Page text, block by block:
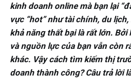
kinh doanh online mà bạn lại
vực “hot” như tài chính, du
khả năng thất bại là rất lớn. Bởi
và nguồn lực của bạn vẫn còn
khác. Vậy cách tìm kiếm thị
doanh thành công? Câu trả lời